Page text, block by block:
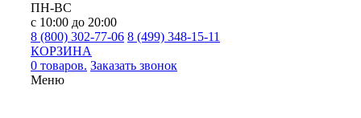
ПН-ВС
с 10:00 до 20:00
8 (800) 302-77-06 8 (499) 348-15-11
КОРЗИНА
0 товаров. Заказать звонок
Меню